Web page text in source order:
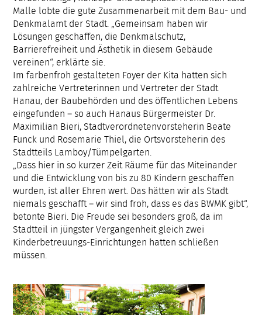
Malle lobte die gute Zusammenarbeit mit dem Bau- und
Denkmalamt der Stadt. „Gemeinsam haben wir
Lösungen geschaffen, die Denkmalschutz,
Barrierefreiheit und Ästhetik in diesem Gebäude
vereinen“, erklärte sie.
Im farbenfroh gestalteten Foyer der Kita hatten sich
zahlreiche Vertreterinnen und Vertreter der Stadt
Hanau, der Baubehörden und des öffentlichen Lebens
eingefunden – so auch Hanaus Bürgermeister Dr.
Maximilian Bieri, Stadtverordnetenvorsteherin Beate
Funck und Rosemarie Thiel, die Ortsvorsteherin des
Stadtteils Lamboy/Tümpelgarten.
„Dass hier in so kurzer Zeit Räume für das Miteinander
und die Entwicklung von bis zu 80 Kindern geschaffen
wurden, ist aller Ehren wert. Das hätten wir als Stadt
niemals geschafft – wir sind froh, dass es das BWMK gibt“,
betonte Bieri. Die Freude sei besonders groß, da im
Stadtteil in jüngster Vergangenheit gleich zwei
Kinderbetreuungs-Einrichtungen hatten schließen
müssen.